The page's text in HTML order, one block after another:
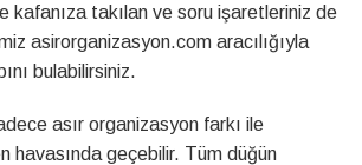
kafanıza takılan ve soru işaretleriniz de
asirorganizasyon.com aracılığıyla
bulabilirsiniz.
asır organizasyon farkı ile
havasında geçebilir. Tüm düğün